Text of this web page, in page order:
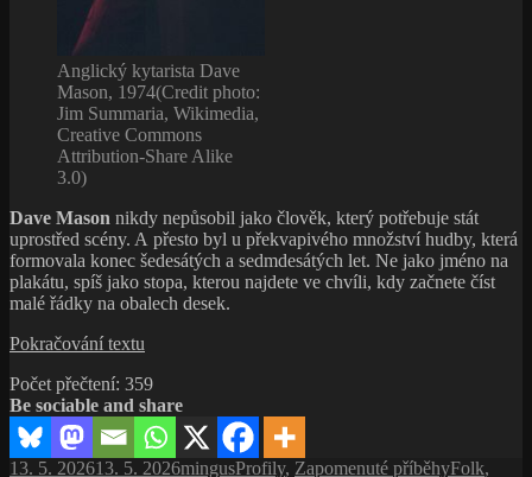
Anglický kytarista Dave
Mason, 1974(Credit photo:
Jim Summaria, Wikimedia,
Creative Commons
Attribution-Share Alike
3.0)
Dave Mason nikdy nepůsobil jako člověk, který potřebuje stát
uprostřed scény. A přesto byl u překvapivého množství hudby, která
formovala konec šedesátých a sedmdesátých let. Ne jako jméno na
plakátu, spíš jako stopa, kterou najdete ve chvíli, kdy začnete číst
malé řádky na obalech desek.
Pokračování textu
muž,
který
hrál
pro
všechny
Počet přečtení: 359
Be sociable and share
Publikováno:
13. 5. 202613. 5. 2026Autor:
mingusRubriky:
Profily, Zapomenuté příběhyŠtítky:
Folk,